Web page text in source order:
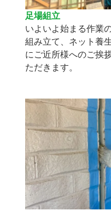
足場組立
いよいよ始まる作業
組み立て、ネット養
にご近所様へのご挨
ただきます。